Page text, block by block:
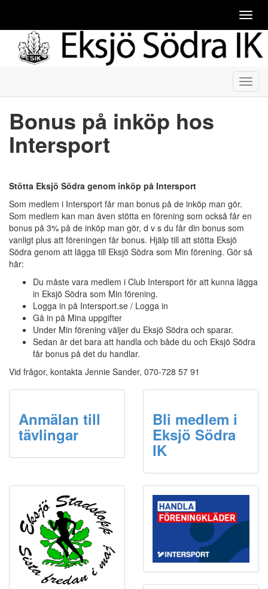
Bonus på inköp hos
Intersport
Stötta Eksjö Södra genom inköp på Intersport
Som medlem i Intersport får man bonus på de inköp man gör.
Som medlem kan man även stötta en förening som också får en
bonus på 3% på de inköp man gör, d v s du får din bonus som
vanligt plus att föreningen får bonus. Hjälp till att stötta Eksjö
Södra genom att lägga till Eksjö Södra som Min förening. Gör så
här:
Du måste vara medlem i Club Intersport för att kunna lägga
in Eksjö Södra som Min förening.
Logga in på Intersport.se / Logga in
Gå in på Mina uppgifter
Under Min förening väljer du Eksjö Södra och sparar.
Sedan är det bara att handla och både du och Eksjö Södra
får bonus på det du handlar.
Vid frågor, kontakta Jennie Sander, 070-728 57 91
Anmälan till
tävlingar
Bli medlem i
Eksjö Södra
IK